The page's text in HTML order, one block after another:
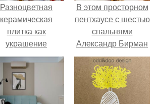
Разноцветная
керамическая
плитка как
украшение
интерьера.
В этом просторном
пентхаусе с шестью
спальнями
Александр Бирман
живет со своей
семьей.